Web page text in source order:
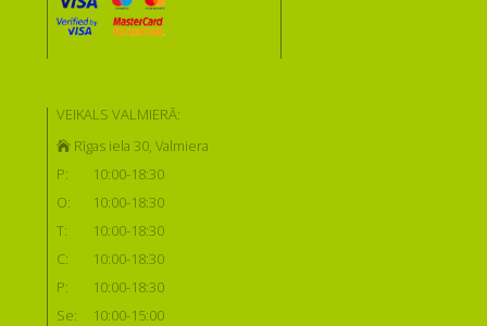
VEIKALS VALMIERĀ:
Rīgas iela 30, Valmiera
P:
10:00-18:30
O:
10:00-18:30
T:
10:00-18:30
C:
10:00-18:30
P:
10:00-18:30
Se:
10:00-15:00